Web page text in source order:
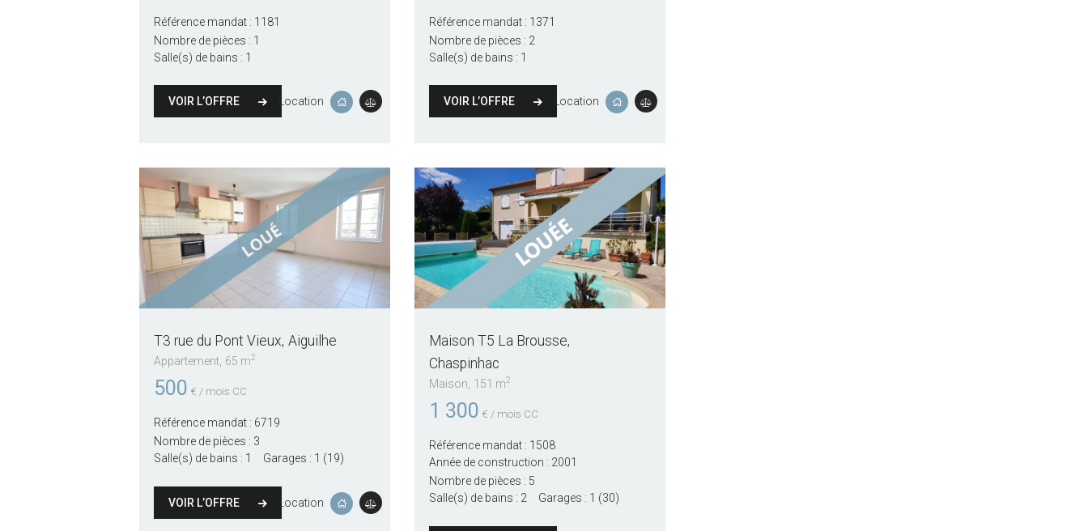
Référence mandat : 1181
Nombre de pièces : 1
Salle(s) de bains : 1
VOIR L’OFFRE Location
Référence mandat : 1371
Nombre de pièces : 2
Salle(s) de bains : 1
VOIR L’OFFRE Location
T3 rue du Pont Vieux Aiguilhe
Appartement 65 m2
500 € / mois CC
Référence mandat : 6719
Nombre de pièces : 3
Salle(s) de bains : 1 Garages : 1 (19)
VOIR L’OFFRE Location
Maison T5 La Brousse
Chaspinhac
Maison 151 m2
1 300 € / mois CC
Référence mandat : 1508
Année de construction : 2001
Nombre de pièces : 5
Salle(s) de bains : 2 Garages : 1 (30)